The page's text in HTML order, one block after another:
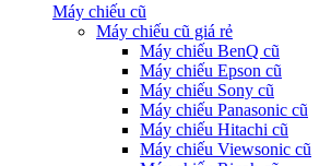
Máy chiếu cũ
Máy chiếu cũ giá rẻ
Máy chiếu BenQ cũ
Máy chiếu Epson cũ
Máy chiếu Sony cũ
Máy chiếu Panasonic cũ
Máy chiếu Hitachi cũ
Máy chiếu Viewsonic cũ